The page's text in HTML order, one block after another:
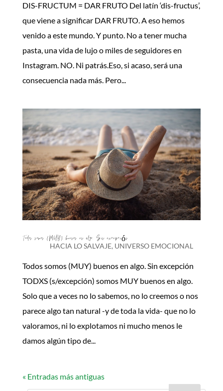
DIS-FRUCTUM = DAR FRUTO Del latín ‘dis-fructus’,
que viene a significar DAR FRUTO. A eso hemos
venido a este mundo. Y punto. No a tener mucha
pasta, una vida de lujo o miles de seguidores en
Instagram. NO. Ni patrás.Eso, si acaso, será una
consecuencia nada más. Pero...
Todos somos (MUY) buenos en algo. Sin excepción
HACIA LO SALVAJE, UNIVERSO EMOCIONAL
Todos somos (MUY) buenos en algo. Sin excepción
TODXS (s/excepción) somos MUY buenos en algo.
Solo que a veces no lo sabemos, no lo creemos o nos
parece algo tan natural -y de toda la vida- que no lo
valoramos, ni lo explotamos ni mucho menos le
damos algún tipo de...
« Entradas más antiguas